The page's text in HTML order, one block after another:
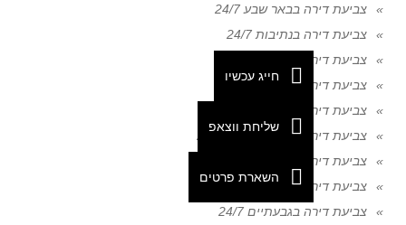
צביעת דירה בבאר שבע 24/7
צביעת דירה בנתיבות 24/7
צביעת דירה באופקים 24/7
צביעת דירה בדימונה 24/7
צביעת דירה בקריית גת 24/7
צביעת דירה בקריית מלאכי 24/7
צביעת דירה באילת 24/7
צביעת דירה בערד 24/7
צביעת דירה בגבעתיים 24/7
חייג עכשיו
שליחת ווצאפ
השארת פרטים